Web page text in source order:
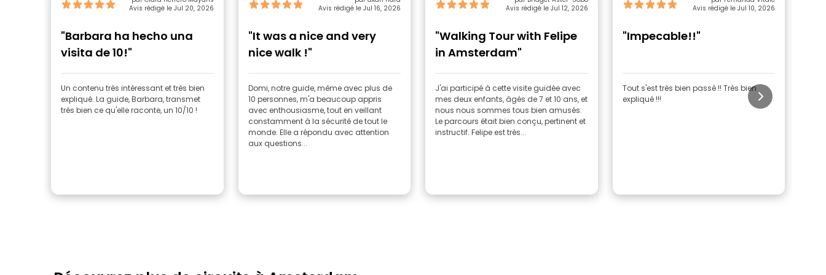
Avis rédigé le Jul 20, 2026
"Barbara ha hecho una
visita de 10!"
Un contenu très intéressant et très bien
expliqué. La guide, Barbara, transmet
très bien ce qu'elle raconte, un 10/10 !
Avis rédigé le Jul 16, 2026
"It was a nice and very
nice walk !"
Domi, notre guide, même avec plus de
10 personnes, m'a beaucoup appris
avec enthousiasme, tout en veillant
constamment à la sécurité de tout le
monde. Elle a répondu avec attention
aux questions...
Avis rédigé le Jul 12, 2026
"Walking Tour with Felipe
in Amsterdam"
J'ai participé à cette visite guidée avec
mes deux enfants, âgés de 7 et 10 ans, et
nous nous sommes tous bien amusés.
Le parcours était bien conçu, pertinent et
instructif. Felipe est très...
Avis rédigé le Jul 10, 2026
"Impecable!!"
Tout s'est très bien passé !! Très bien
expliqué !!!